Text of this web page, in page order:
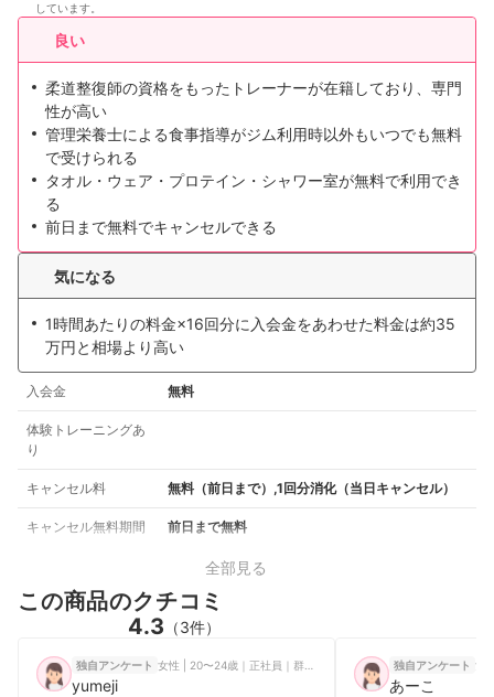
しています。
良い
柔道整復師の資格をもったトレーナーが在籍しており、専門
性が高い
管理栄養士による食事指導がジム利用時以外もいつでも無料
で受けられる
タオル・ウェア・プロテイン・シャワー室が無料で利用でき
る
前日まで無料でキャンセルできる
気になる
1時間あたりの料金×16回分に入会金をあわせた料金は約35
万円と相場より高い
入会金 無料
体験トレーニングあ
り
キャンセル料 無料（前日まで）,1回分消化（当日キャンセル）
キャンセル無料期間 前日まで無料
全部見る
この商品のクチコミ
4.3 （3件）
独自アンケート
yumeji
独自アンケート 女
あーこ